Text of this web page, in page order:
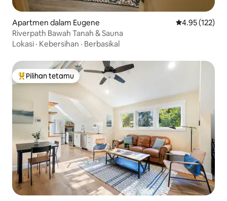
Apartmen dalam Eugene Penarafan
4.95 (122)
Riverpath Bawah Tanah & Sauna
Lokasi · Kebersihan · Berbasikal
Pilihan utama tetamu
Pilihan tetamu